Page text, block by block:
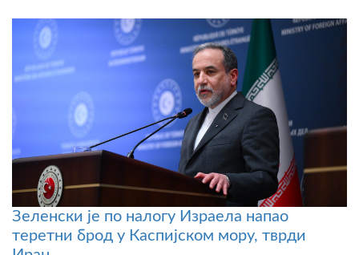
Зеленски је по налогу Израела напао
теретни брод у Каспијском мору, тврди